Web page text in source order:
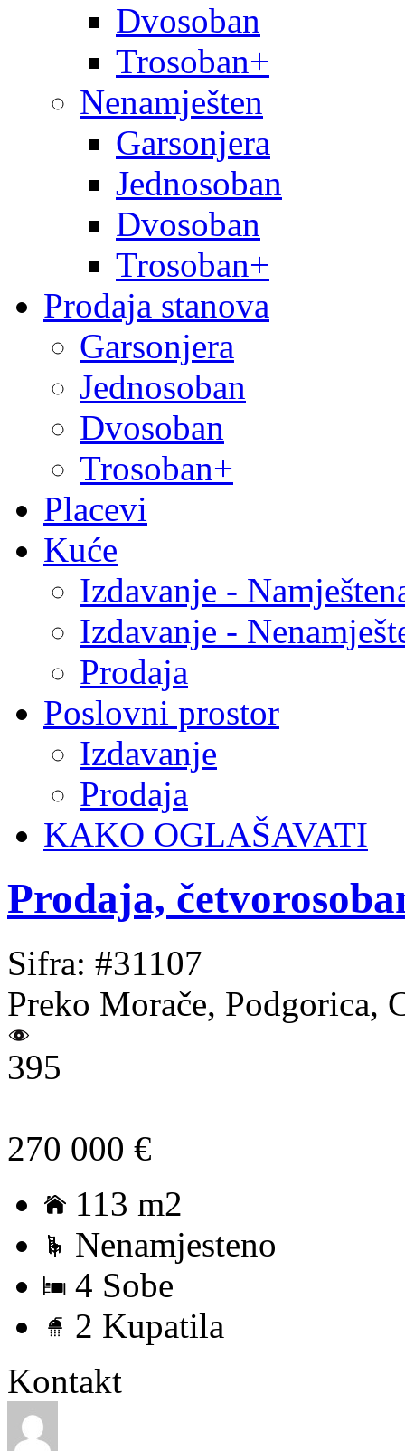
Dvosoban
Trosoban+
Nenamješten
Garsonjera
Jednosoban
Dvosoban
Trosoban+
Prodaja stanova
Garsonjera
Jednosoban
Dvosoban
Trosoban+
Placevi
Kuće
Izdavanje -
Izdavanje -
Prodaja
Poslovni prostor
Izdavanje
Prodaja
KAKO OGLAŠAVATI
Prodaja,
Sifra: #31107
Preko Morače, Podgorica,
395
270 000 €
113 m2
Nenamjesteno
4 Sobe
2 Kupatila
Kontakt